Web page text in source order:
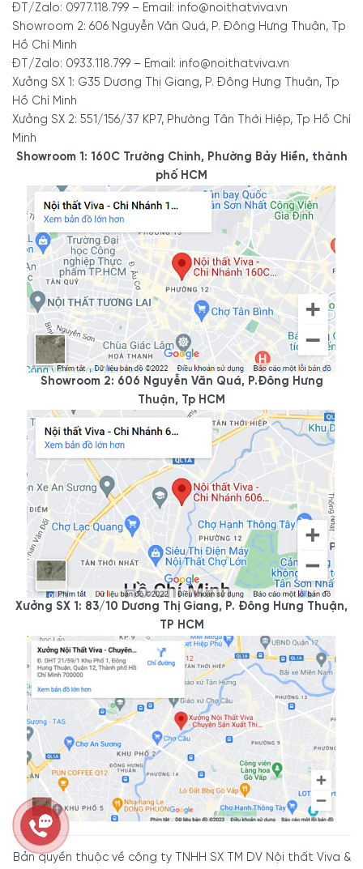
ĐT/Zalo: 0977.118.799 – Email: info@noithatviva.vn
Showroom 2: 606 Nguyễn Văn Quá, P. Đông Hưng Thuận, Tp
Hồ Chí Minh
ĐT/Zalo: 0933.118.799 – Email: info@noithatviva.vn
Xưởng SX 1: G35 Dương Thị Giang, P. Đông Hưng Thuận, Tp
Hồ Chí Minh
Xưởng SX 2: 551/156/37 KP7, Phường Tân Thới Hiệp, Tp Hồ Chí
Minh
Showroom 1: 160C Trường Chinh, Phường Bảy Hiền, thành
phố HCM
Showroom 2: 606 Nguyễn Văn Quá, P.Đông Hưng
Thuận, Tp HCM
Xưởng SX 1: 83/10 Dương Thị Giang, P. Đông Hưng Thuận,
TP HCM
Bản quyền thuộc về công ty TNHH SX TM DV Nội thất Viva &